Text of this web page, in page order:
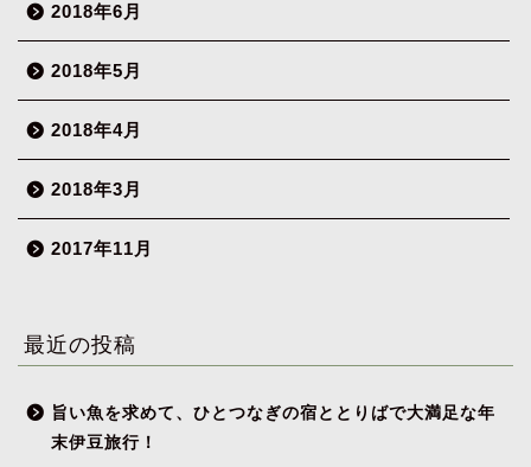
2018年6月
2018年5月
2018年4月
2018年3月
2017年11月
最近の投稿
旨い魚を求めて、ひとつなぎの宿ととりばで大満足な年
末伊豆旅行！